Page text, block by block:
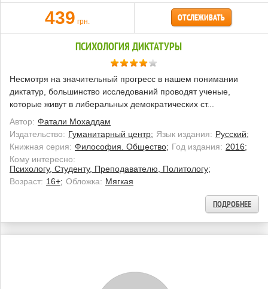
439 грн. ОТСЛЕЖИВАТЬ
ПСИХОЛОГИЯ ДИКТАТУРЫ
Несмотря на значительный прогресс в нашем понимании
диктатур, большинство исследований проводят ученые,
которые живут в либеральных демократических ст...
Автор: Фатали Мохаддам
Издательство: Гуманитарный центр; Язык издания: Русский;
Книжная серия: Философия. Общество; Год издания: 2016;
Кому интересно:
Психологу, Студенту, Преподавателю, Политологу;
Возраст: 16+; Обложка: Мягкая
ПОДРОБНЕЕ